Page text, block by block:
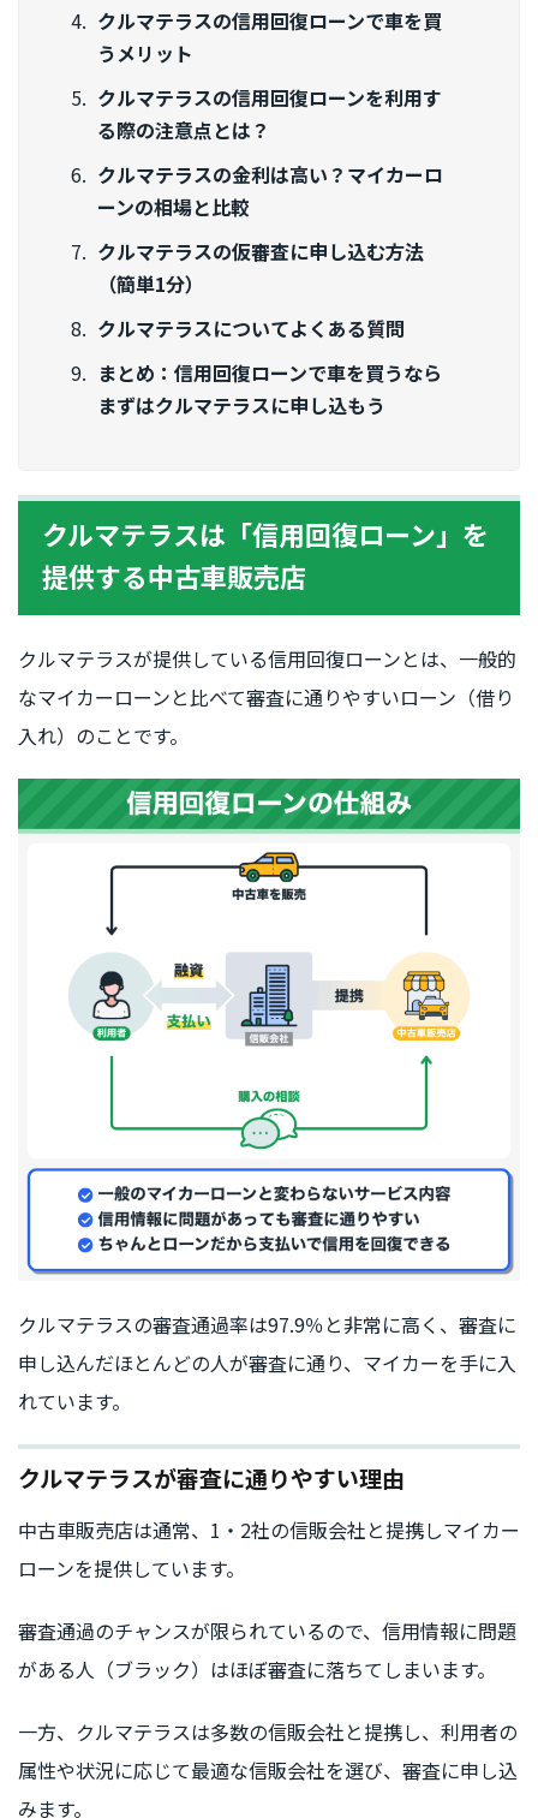
クルマテラスの信用回復ローンで車を買
うメリット
クルマテラスの信用回復ローンを利用す
る際の注意点とは？
クルマテラスの金利は高い？マイカーロ
ーンの相場と比較
クルマテラスの仮審査に申し込む方法
（簡単1分）
クルマテラスについてよくある質問
まとめ：信用回復ローンで車を買うなら
まずはクルマテラスに申し込もう
クルマテラスは「信用回復ローン」を
提供する中古車販売店
クルマテラスが提供している信用回復ローンとは、一般的
なマイカーローンと比べて審査に通りやすいローン（借り
入れ）のことです。
クルマテラスの審査通過率は97.9％と非常に高く、審査に
申し込んだほとんどの人が審査に通り、マイカーを手に入
れています。
クルマテラスが審査に通りやすい理由
中古車販売店は通常、1・2社の信販会社と提携しマイカー
ローンを提供しています。
審査通過のチャンスが限られているので、信用情報に問題
がある人（ブラック）はほぼ審査に落ちてしまいます。
一方、クルマテラスは多数の信販会社と提携し、利用者の
属性や状況に応じて最適な信販会社を選び、審査に申し込
みます。